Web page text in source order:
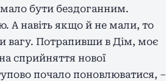
мало бути бездоганним.
А навіть якщо й не мали, то
вагу. Потрапивши в Дім, моє
сприйняття нової
почало поновлюватися, –